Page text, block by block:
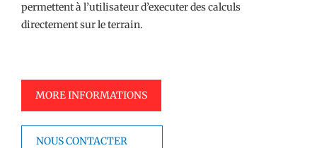
permettent à l’utilisateur d’executer des calculs
directement sur le terrain.
MORE INFORMATIONS
NOUS CONTACTER